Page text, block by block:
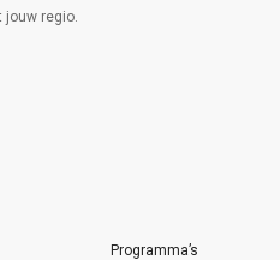
regio.
Programma’s